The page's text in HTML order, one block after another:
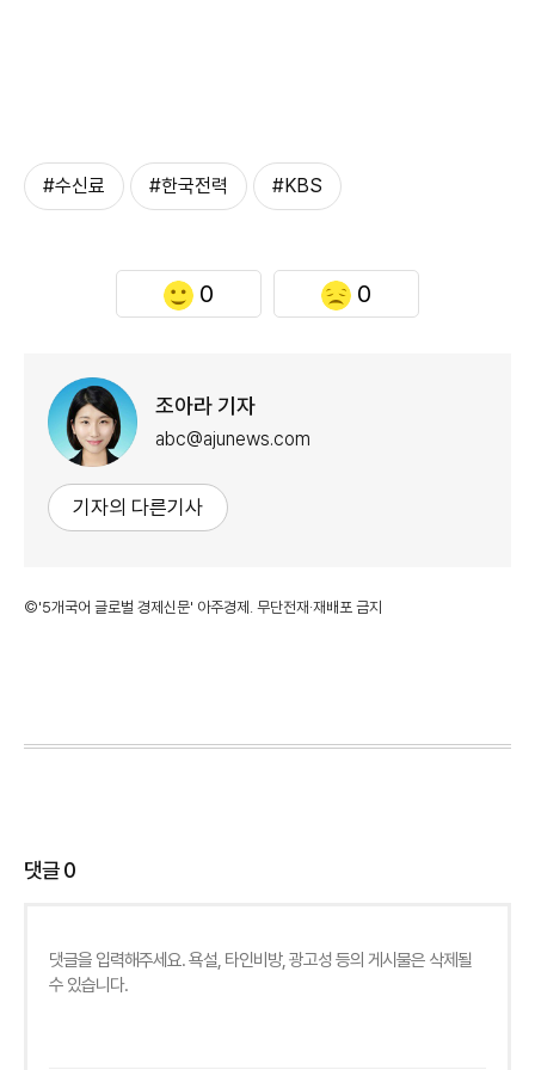
#수신료 #한국전력 #KBS
0 0
조아라 기자
abc@ajunews.com
기자의 다른기사
©'5개국어 글로벌 경제신문' 아주경제. 무단전재·재배포 금지
댓글0